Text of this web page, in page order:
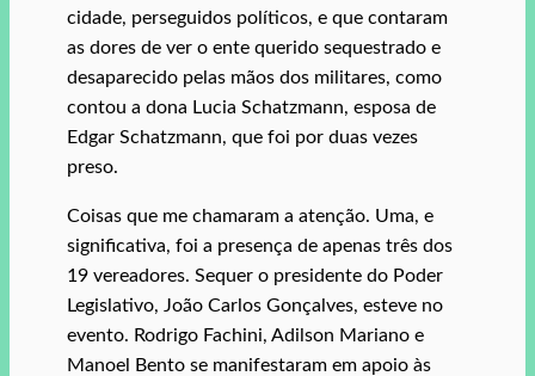
cidade, perseguidos políticos, e que contaram
as dores de ver o ente querido sequestrado e
desaparecido pelas mãos dos militares, como
contou a dona Lucia Schatzmann, esposa de
Edgar Schatzmann, que foi por duas vezes
preso.
Coisas que me chamaram a atenção. Uma, e
significativa, foi a presença de apenas três dos
19 vereadores. Sequer o presidente do Poder
Legislativo, João Carlos Gonçalves, esteve no
evento. Rodrigo Fachini, Adilson Mariano e
Manoel Bento se manifestaram em apoio às